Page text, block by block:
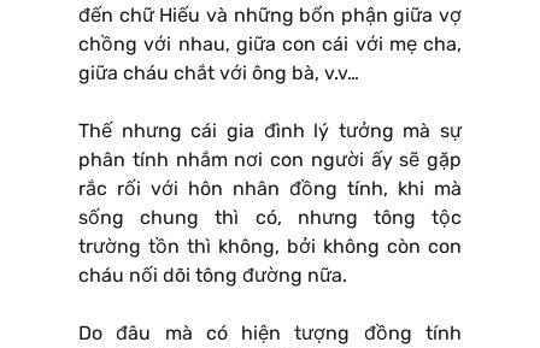
đến chữ Hiếu và những bổn phận giữa vợ
chồng với nhau, giữa con cái với mẹ cha,
giữa cháu chắt với ông bà, v.v…
Thế nhưng cái gia đình lý tưởng mà sự
phân tính nhắm nơi con người ấy sẽ gặp
rắc rối với hôn nhân đồng tính, khi mà
sống chung thì có, nhưng tông tộc
trường tồn thì không, bởi không còn con
cháu nối dõi tông đường nữa.
Do đâu mà có hiện tượng đồng tính